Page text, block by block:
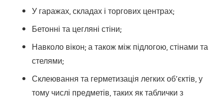
У гаражах, складах і торгових центрах;
Бетонні та цегляні стіни;
Навколо вікон; а також між підлогою, стінами та
стелями;
Склеювання та герметизація легких об’єктів, у
тому числі предметів, таких як таблички з